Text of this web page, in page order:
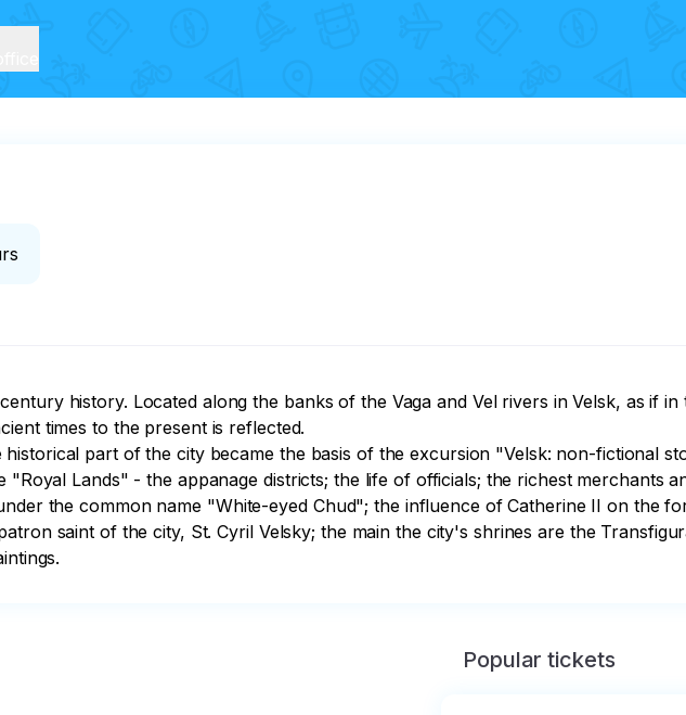
history. Located along the banks of the Vaga and Vel rivers in Velsk, as if
times to the present is reflected.
part of the city became the basis of the excursion "Velsk: non-fictional
Lands" - the appanage districts; the life of officials; the richest merchants
the common name "White-eyed Chud"; the influence of Catherine II on the
saint of the city, St. Cyril Velsky; the main the city's shrines are the
Popular tickets